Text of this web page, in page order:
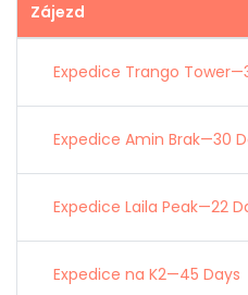
Zájezd
Expedice Trango
Expedice Amin Brak—30
Expedice Laila Peak—22
Expedice na K2—45 Days